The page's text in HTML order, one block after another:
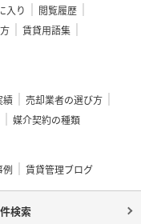
入り
閲覧履歴
賃貸用語集
績
売却業者の選び方
媒介契約の種類
例 賃貸管理ブログ
検索